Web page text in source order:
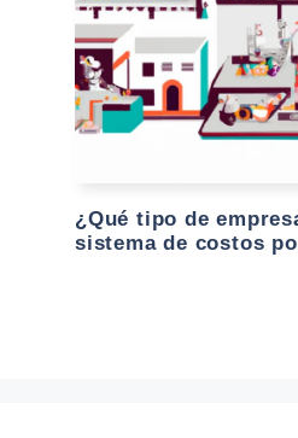
¿Qué tipo de
sistema de costos